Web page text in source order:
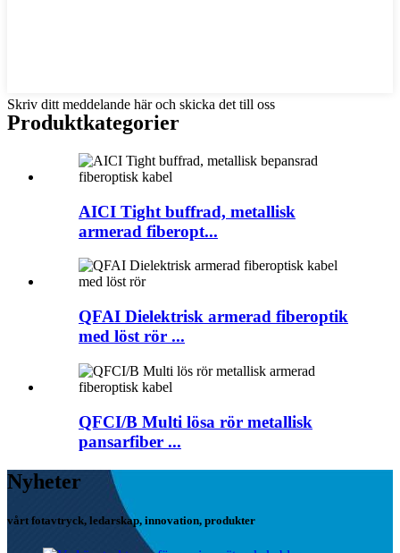
Skriv ditt meddelande här och skicka det till oss
Produktkategorier
AICI Tight buffrad, metallisk
armerad fiberopt...
QFAI Dielektrisk armerad fiberoptik
med löst rör ...
QFCI/B Multi lösa rör metallisk
pansarfiber ...
Nyheter
vårt fotavtryck, ledarskap, innovation, produkter